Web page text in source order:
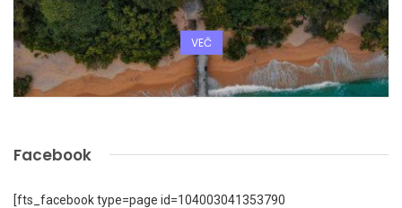
VEČ
Facebook
[fts_facebook type=page id=104003041353790